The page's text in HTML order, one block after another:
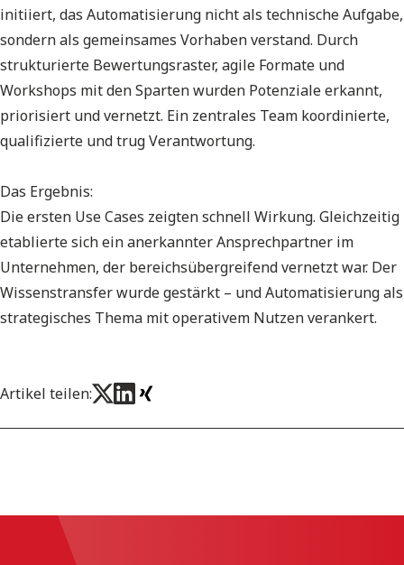
initiiert, das Automatisierung nicht als technische Aufgabe,
sondern als gemeinsames Vorhaben verstand. Durch
strukturierte Bewertungsraster, agile Formate und
Workshops mit den Sparten wurden Potenziale erkannt,
priorisiert und vernetzt. Ein zentrales Team koordinierte,
qualifizierte und trug Verantwortung.
Das Ergebnis:
Die ersten Use Cases zeigten schnell Wirkung. Gleichzeitig
etablierte sich ein anerkannter Ansprechpartner im
Unternehmen, der bereichsübergreifend vernetzt war. Der
Wissenstransfer wurde gestärkt – und Automatisierung als
strategisches Thema mit operativem Nutzen verankert.
Artikel teilen: